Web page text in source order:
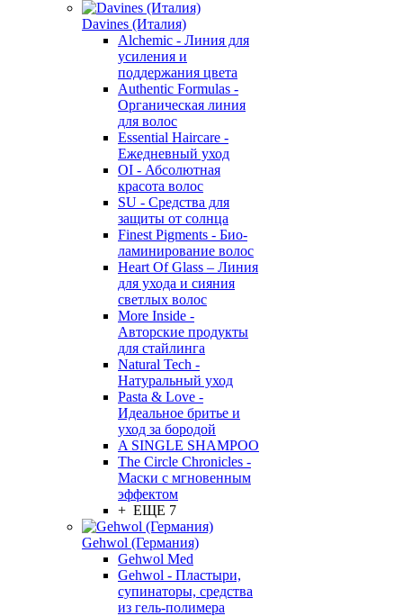
Davines (Италия)
Alchemic - Линия для
усиления и
поддержания цвета
Authentic Formulas -
Органическая линия
для волос
Essential Haircare -
Eжедневный уход
OI - Абсолютная
красота волос
SU - Средства для
защиты от солнца
Finest Pigments - Био-
ламинирование волос
Heart Of Glass – Линия
для ухода и сияния
светлых волос
More Inside -
Авторские продукты
для стайлинга
Natural Tech -
Натуральный уход
Pasta & Love -
Идеальное бритье и
уход за бородой
A SINGLE SHAMPOO
The Circle Chronicles -
Маски с мгновенным
эффектом
+ ЕЩЕ 7
Gehwol (Германия)
Gehwol Med
Gehwol - Пластыри,
супинаторы, средства
из гель-полимера